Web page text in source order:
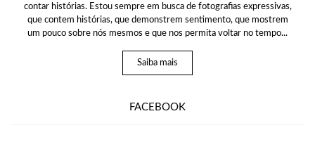
contar histórias. Estou sempre em busca de fotografias expressivas,
que contem histórias, que demonstrem sentimento, que mostrem
um pouco sobre nós mesmos e que nos permita voltar no tempo...
Saiba mais
FACEBOOK